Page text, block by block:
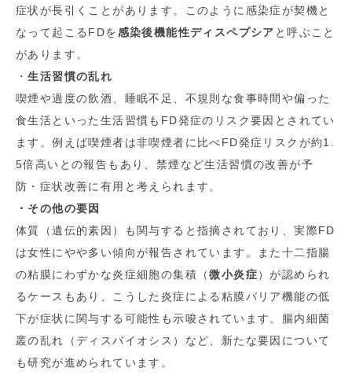
症状が長引くことがあります。このように感染症が契機と
なって起こるFDを感染後機能性ディスペプシア と呼ぶこと
があります。
・生活習慣の乱れ
喫煙や過度の飲酒、睡眠不足、不規則な食事時間や偏った
食生活といった生活習慣もFD発症のリスク要因とされてい
ます。例えば喫煙者は非喫煙者に比べFD発症リスクが約1.
5倍高いとの報告もあり、禁煙など生活習慣の改善が予
防・症状改善に有用と考えられます。
・その他の要因
体質（遺伝的素因）も関与すると指摘されており、実際FD
は女性にやや多い傾向が報告されています。また十二指腸
の粘膜にわずかな炎症細胞の集積（微小炎症）が認められ
るケースもあり、こうした炎症による粘膜バリア機能の低
下が症状に関与する可能性も示唆されています。腸内細菌
叢の乱れ（ディスバイオシス）など、新たな要因について
も研究が進められています。